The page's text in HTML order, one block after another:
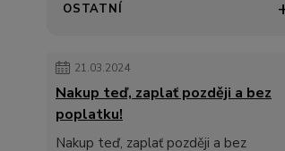
OSTATNÍ
21.03.2024
Nakup teď, zaplať později a bez
poplatku!
Nakup teď, zaplať později a bez